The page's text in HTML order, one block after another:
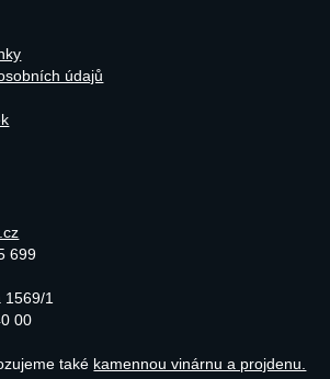
údajů
699
1569/1
00
také kamennou vinárnu a projdenu.